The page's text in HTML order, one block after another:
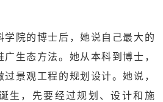
学院的博士后，她说自己最大的
生态方法。她从本科到博士，
景观工程的规划设计。她说，
生，先要经过规划、设计和施